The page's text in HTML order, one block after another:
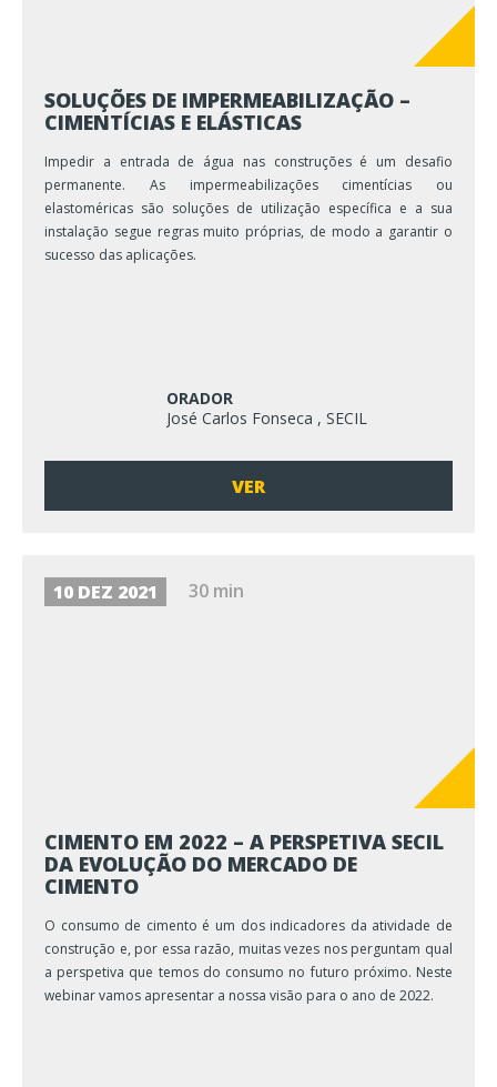
SOLUÇÕES DE IMPERMEABILIZAÇÃO –
CIMENTÍCIAS E ELÁSTICAS
Impedir a entrada de água nas construções é um desafio
permanente. As impermeabilizações cimentícias ou
elastoméricas são soluções de utilização específica e a sua
instalação segue regras muito próprias, de modo a garantir o
sucesso das aplicações.
ORADOR
José Carlos Fonseca , SECIL
VER
10 DEZ 2021 30 min
CIMENTO EM 2022 – A PERSPETIVA SECIL
DA EVOLUÇÃO DO MERCADO DE
CIMENTO
O consumo de cimento é um dos indicadores da atividade de
construção e, por essa razão, muitas vezes nos perguntam qual
a perspetiva que temos do consumo no futuro próximo. Neste
webinar vamos apresentar a nossa visão para o ano de 2022.